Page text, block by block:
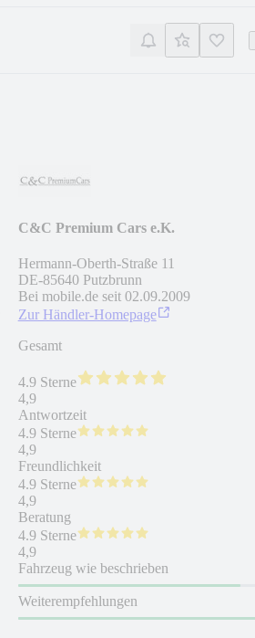
C&C Premium Cars e.K.
Hermann-Oberth-Straße 11
DE-85640 Putzbrunn
Bei mobile.de seit 02.09.2009
Zur Händler-Homepage
Gesamt
4.9 Sterne
4,9
Antwortzeit
4.9 Sterne
4,9
Freundlichkeit
4.9 Sterne
4,9
Beratung
4.9 Sterne
4,9
Fahrzeug wie beschrieben
Weiterempfehlungen